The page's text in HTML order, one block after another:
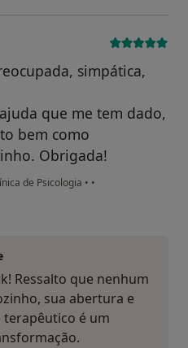
simpática,
que me tem dado,
bem como
Obrigada!
de Psicologia • •
Ressalto que nenhum
sua abertura e
terapêutico é um